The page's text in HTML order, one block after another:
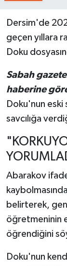
Dersim'de
geçen yıllara
Doku
Sabah
haberine
Doku'nun
savcılığa
Abarakov
belirterek,
öğretmeninin
öğrendiğini
Doku'nun